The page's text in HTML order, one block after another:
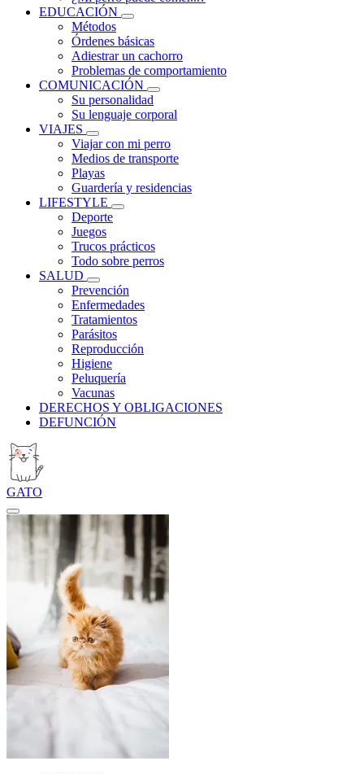
EDUCACIÓN
Métodos
Órdenes básicas
Adiestrar un cachorro
Problemas de comportamiento
COMUNICACIÓN
Su personalidad
Su lenguaje corporal
VIAJES
Viajar con mi perro
Medios de transporte
Playas
Guardería y residencias
LIFESTYLE
Deporte
Juegos
Trucos prácticos
Todo sobre perros
SALUD
Prevención
Enfermedades
Tratamientos
Parásitos
Reproducción
Higiene
Peluquería
Vacunas
DERECHOS Y OBLIGACIONES
DEFUNCIÓN
GATO